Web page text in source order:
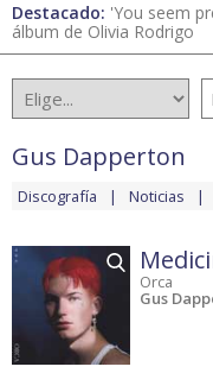
Destacado: 'You seem
álbum de Olivia Rodrigo
Gus Dapperton
Discografía Noticias
Orca
Gus